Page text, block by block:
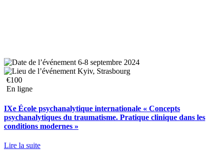
6-8 septembre 2024
Kyiv, Strasbourg
€100
En ligne
IXe École psychanalytique internationale « Concepts
psychanalytiques du traumatisme. Pratique clinique dans les
conditions modernes »
Lire la suite